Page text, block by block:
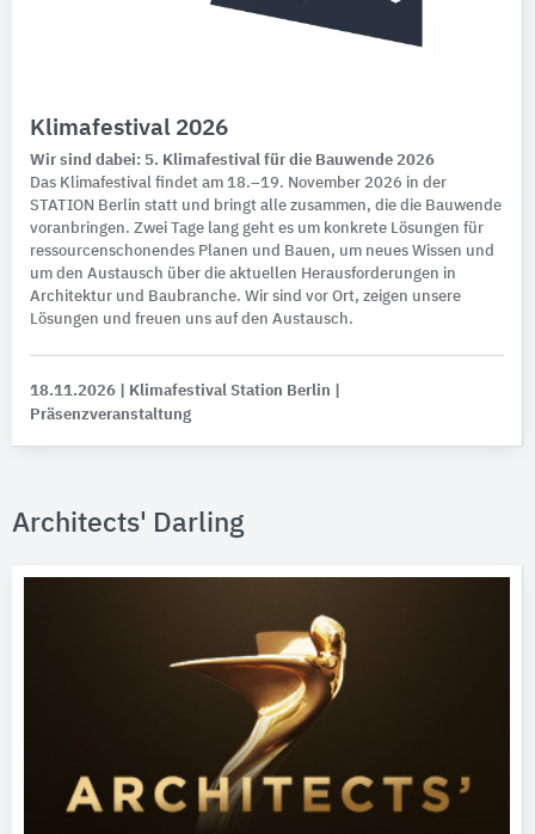
Klimafestival 2026
Wir sind dabei: 5. Klimafestival für die Bauwende 2026
Das Klimafestival findet am 18.–19. November 2026 in der
STATION Berlin statt und bringt alle zusammen, die die Bauwende
voranbringen. Zwei Tage lang geht es um konkrete Lösungen für
ressourcenschonendes Planen und Bauen, um neues Wissen und
um den Austausch über die aktuellen Herausforderungen in
Architektur und Baubranche. Wir sind vor Ort, zeigen unsere
Lösungen und freuen uns auf den Austausch.
18.11.2026 | Klimafestival Station Berlin
Präsenzveranstaltung
Architects' Darling